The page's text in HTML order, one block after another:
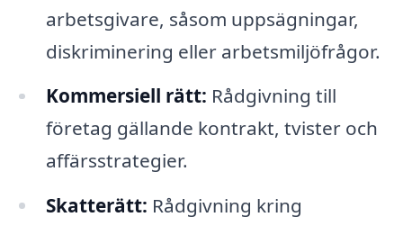
arbetsgivare, såsom uppsägningar,
diskriminering eller arbetsmiljöfrågor.
Kommersiell rätt: Rådgivning till
företag gällande kontrakt, tvister och
affärsstrategier.
Skatterätt: Rådgivning kring